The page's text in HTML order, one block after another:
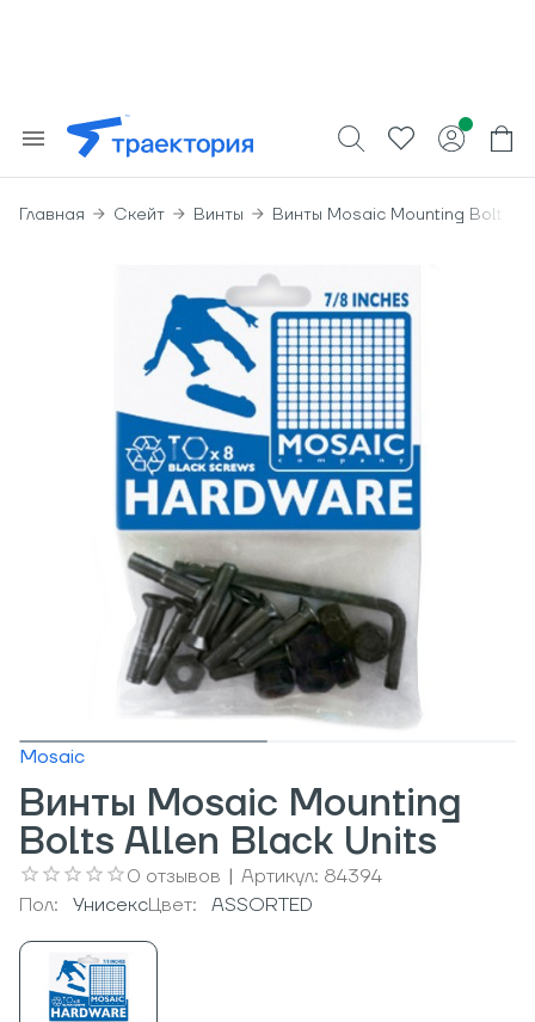
Главная Скейт Винты Винты Mosaic Mounting Bolts
Mosaic
Винты Mosaic Mounting
Bolts Allen Black Units
0 отзывов | Артикул: 84394
Пол:
УнисексЦвет: ASSORTED